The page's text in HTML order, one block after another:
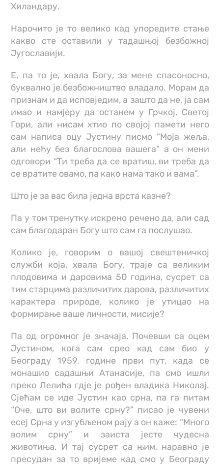
Хиландару.
Нарочито је то велико кад упоредите стање
какво сте оставили у тадашњој безбожној
Југославији.
Е, па то је, хвала Богу, за мене спасоносно,
буквално је безбожништво владало. Морам да
признам и да исповједим, а зашто да не, ја сам
имао и намјеру да останем у Грчкој, Светој
Гори, али нисам хтио по својој памети него
сам написа оцу Јустину писмо “Моја жеља,
али нећу без благослова вашега” а он мени
одговори “Ти треба да се вратиш, ви треба да
се вратите овамо, па како нама тако и вама”.
Што је за вас била једна врста казне?
Па у том тренутку искрено речено да, али сад
сам благодаран Богу што сам га послушао.
Колико је, говорим о вашој свештеничкој
служби која, хвала Богу, траје са великим
плодовима и даровима 50 година, сусрет са
тим старцима различитих дарова, различитих
карактера природе, колико је утицао на
формирање ваше личности, мисије?
Па од огромног је значаја. Почевши са оцем
Јустином, кога сам срео кад сам био у
Београду 1959. године први пут, када се
монашио садашњи Атанасије, па смо ишли
преко Лелића гдје је рођен владика Николај.
Сјећам се иде Јустин као срна, па га питам
“Оче, што ви волите срну?” писао је чувени
есеј Срна у изгубљеном рају а он каже: “Много
волим срну” и заиста јесте чудесна
животиња. И тај сусрет са њим, наравно је
пресудан за то вријеме кад смо у Београду